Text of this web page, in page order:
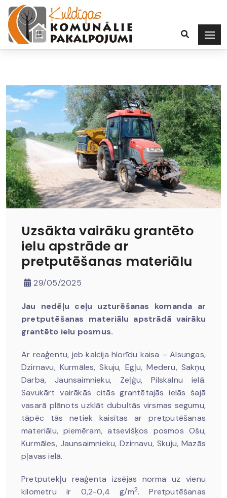
Uzsākta vairāku grantēto
ielu apstrāde ar
pretputēšanas materiālu
29/05/2025
Jau nedēļu ceļu uzturēšanas komanda ar
pretputēšanas materiālu apstrādā vairāku
grantēto ielu posmus.
Ar reaģentu, jeb kalcija hlorīdu kaisa – Alsungas,
Dzirnavu, Kurmāles, Skuju, Egļu, Mederu, Sakņu,
Darba, Jaunsaimnieku, Zeļģu, Pilskalnu ielā.
Savukārt vairākās citās grantētajās ielās šajā
vasarā plānots uzklāt dubultās virsmas segumu,
tāpēc tās netiek kaisītas ar pretputēšanas
materiālu, piemēram, atsevišķos posmos Ošu,
Kurmāles, Jaunsaimnieku, Dzirnavu, Skuju, Mazās
pļavas ielā.
Pretputekļu reaģenta izsējas norma uz vienu
kilometru ir 0,2-0,4 g/m2. Pretputēšanas